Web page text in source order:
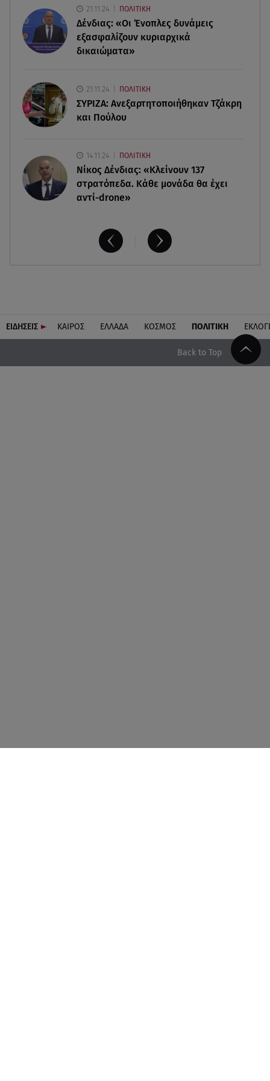
06.08.26 , 20:16
Αθηνά Οικονομάκου από την Μπόρα Μπόρα:
«Έσκασε όλη η κούραση του χειμώνα»
Σαμοθράκη: Συγκλονιστική διάσωση 15χρονης
από δύσβατο φαράγγι
21.11.24 ΠΟΛΙΤΙΚΗ
Δένδιας: «Οι Ένοπλες δυνάμεις
εξασφαλίζουν κυριαρχικά
δικαιώματα»
21.11.24 ΠΟΛΙΤΙΚΗ
ΣΥΡΙΖΑ: Ανεξαρτητοποιήθηκαν Τζάκρη
και Πούλου
14.11.24 ΠΟΛΙΤΙΚΗ
Νίκος Δένδιας: «Κλείνουν 137
στρατόπεδα. Kάθε μονάδα θα έχει
αντί-drone»
ΕΙΔΗΣΕΙΣ ΚΑΙΡΟΣ ΕΛΛΑΔΑ ΚΟΣΜΟΣ ΠΟΛΙΤΙΚΗ
Back to Top